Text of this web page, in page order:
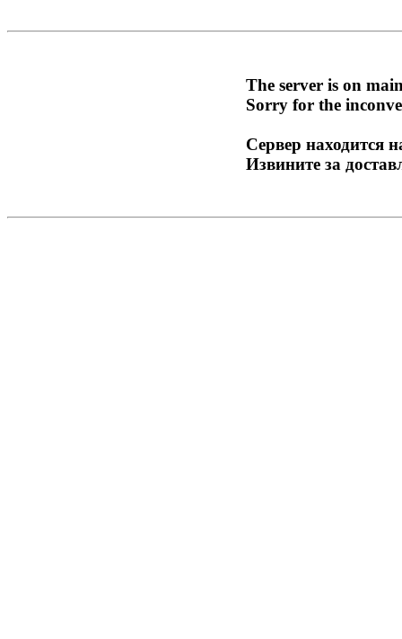
The server is on
Sorry for the
Сервер находится
Извините за